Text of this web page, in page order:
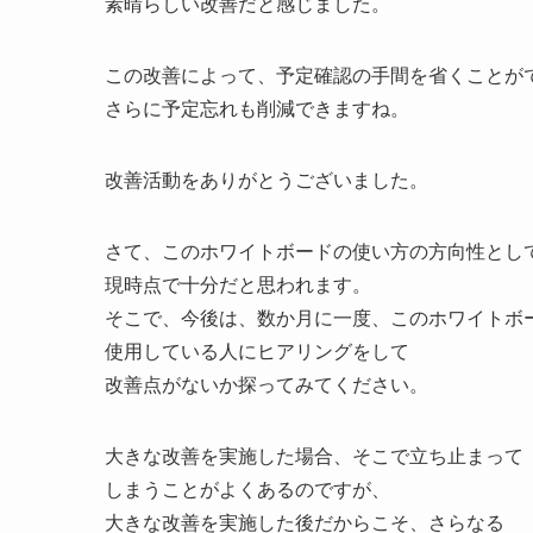
素晴らしい改善だと感じました。
この改善によって、予定確認の手間を省くことが
さらに予定忘れも削減できますね。
改善活動をありがとうございました。
さて、このホワイトボードの使い方の方向性とし
現時点で十分だと思われます。
そこで、今後は、数か月に一度、このホワイトボ
使用している人にヒアリングをして
改善点がないか探ってみてください。
大きな改善を実施した場合、そこで立ち止まって
しまうことがよくあるのですが、
大きな改善を実施した後だからこそ、さらなる